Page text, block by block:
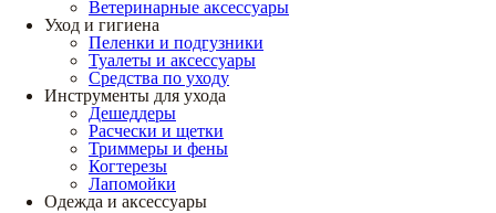
Ветеринарные аксессуары
Уход и гигиена
Пеленки и подгузники
Туалеты и аксессуары
Средства по уходу
Инструменты для ухода
Дешеддеры
Расчески и щетки
Триммеры и фены
Когтерезы
Лапомойки
Одежда и аксессуары